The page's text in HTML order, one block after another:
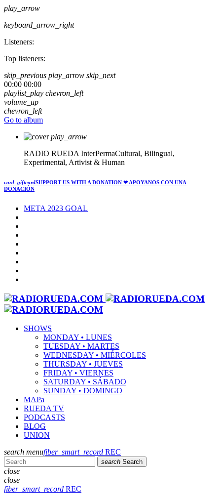
play_arrow
keyboard_arrow_right
Listeners:
Top listeners:
skip_previous play_arrow skip_next
00:00 00:00
playlist_play chevron_left
volume_up
chevron_left
Go to album
play_arrow
RADIO RUEDA InterPermaCultural, Bilingual,
Experimental, Artivist & Human
card_giftcardSUPPORT US WITH A DONATION ❤ APOYANOS CON UNA
DONACIÓN
META 2023 GOAL
SHOWS
MONDAY • LUNES
TUESDAY • MARTES
WEDNESDAY • MIÉRCOLES
THURSDAY • JUEVES
FRIDAY • VIERNES
SATURDAY • SÁBADO
SUNDAY • DOMINGO
MAPa
RUEDA TV
PODCASTS
BLOG
UNION
search menufiber_smart_record REC
search Search
close
close
fiber_smart_record REC